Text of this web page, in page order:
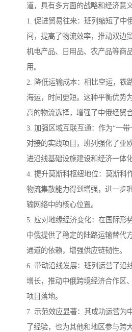
道，具有多方面的战略和经济意义
1. 促进贸易往来：班列缩短了中
间，提高了物流效率，推动双边
机电产品、日用品、农产品等商
用。
2. 降低运输成本：相比空运，铁
海运，时间更短。这种平衡优势
高的物流选择，增强了中俄经贸
3. 加强区域互联互通：作为“一
对接的实践项目，班列强化了亚
进沿线基础设施建设和经济一体化
4. 提升莫斯科枢纽地位：莫斯科
物流集散能力得到增强，进一步
输网络中的核心位置。
5. 应对地缘经济变化：在国际形
中俄提供了稳定的陆路运输替代
通道的依赖，增强供应链韧性。
6. 带动沿线发展：班列运营了沿
增长，推动中俄跨境经济合作区
项目落地。
7. 示范效应显著：其成功运营为
了经验，也为其他和地区参与跨